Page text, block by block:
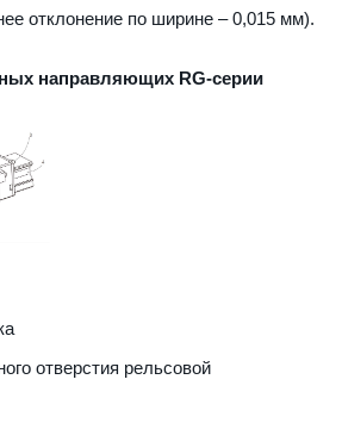
отклонение по ширине – 0,015 мм).
направляющих RG-серии
отверстия рельсовой